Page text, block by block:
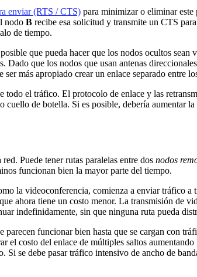
enviar (RTS / CTS) para minimizar o eliminar
nodo B recibe esa solicitud y transmite un CTS
de tiempo.
que pueda hacer que los nodos ocultos
que los nodos que usan antenas
más apropiado crear un enlace separado entre
el tráfico. El protocolo de enlace y las
de botella. Si es posible, debería aumentar
Puede tener rutas paralelas entre dos nodos
funcionan bien la mayor parte del tiempo.
la videoconferencia, comienza a enviar tráfico a
ahora tiene un costo menor. La transmisión de
indefinidamente, sin que ninguna ruta pueda
parecen funcionar bien hasta que se cargan con
costo del enlace de múltiples saltos
Si se debe pasar tráfico intensivo de ancho de